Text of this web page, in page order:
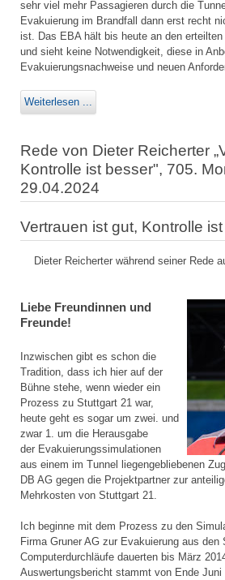
sehr viel mehr Passagieren durch die
Evakuierung im Brandfall dann erst recht
ist. Das EBA hält bis heute an den
und sieht keine Notwendigkeit, diese in
Evakuierungsnachweise und neuen
Weiterlesen ...
Rede von Dieter Reicherter
Kontrolle ist besser", 705.
29.04.2024
Vertrauen ist gut, Kontrolle
Dieter Reicherter während seiner Rede
Liebe Freundinnen und
Freunde!
Inzwischen gibt es schon die
Tradition, dass ich hier auf der
Bühne stehe, wenn wieder ein
Prozess zu Stuttgart 21 war,
heute geht es sogar um zwei. und
zwar 1. um die Herausgabe
der Evakuierungssimulationen
aus einem im Tunnel liegengebliebenen
DB AG gegen die Projektpartner zur
Mehrkosten von Stuttgart 21.
Ich beginne mit dem Prozess zu den
Firma Gruner AG zur Evakuierung aus den
Computerdurchläufe dauerten bis März
Auswertungsbericht stammt von Ende